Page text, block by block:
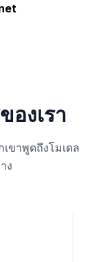
องเรา
ขาพูดถึงโมเดล
ง